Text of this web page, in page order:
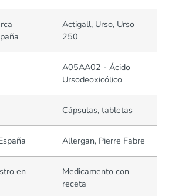
Actigall, Urso, Urso
250
A05AA02 - Ácido
Ursodeoxicólico
Cápsulas, tabletas
Allergan, Pierre Fabre
en
Medicamento con
receta